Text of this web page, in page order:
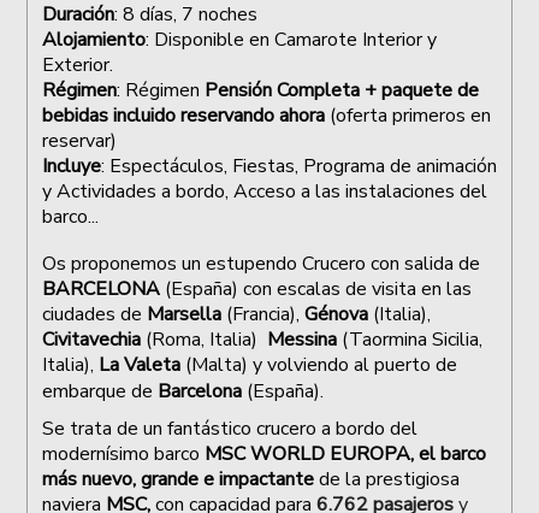
Duración: 8 días, 7 noches
Alojamiento: Disponible en Camarote Interior y
Exterior.
Régimen: Régimen Pensión Completa + paquete de
bebidas incluido reservando ahora(oferta primeros en
reservar)
Incluye: Espectáculos, Fiestas, Programa de animación
y Actividades a bordo, Acceso a las instalaciones del
barco...
Os proponemos un estupendo Crucero con salida de
BARCELONA (España) con escalas de visita en las
ciudades de Marsella (Francia), Génova(Italia),
Civitavechia(Roma, Italia) Messina (Taormina Sicilia,
Italia), La Valeta (Malta) y volviendo al puerto de
embarque de Barcelona (España).
Se trata de un fantástico crucero a bordo del
modernísimo barco MSC WORLD EUROPA, el barco
más nuevo, grande e impactantede la prestigiosa
naviera MSC,con capacidad para 6.762 pasajerosy